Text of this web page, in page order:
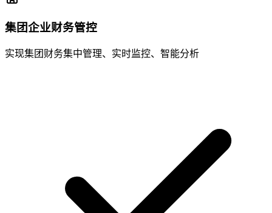
集团企业财务管控
实现集团财务集中管理、实时监控、智能分析